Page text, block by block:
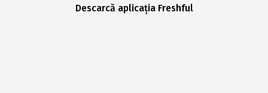
Descarcă aplicația Freshful